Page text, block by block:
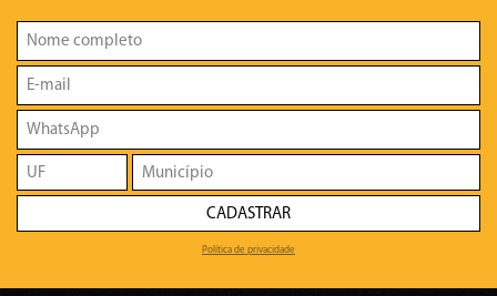
CADASTRAR
Política de privacidade